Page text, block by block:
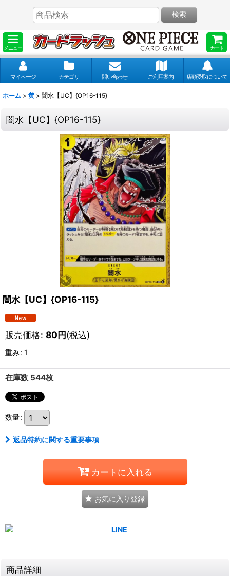
メニュー カート
検索
マイページ カテゴリ 問い合わせ ご利用案内 店頭受取について
ホーム > 黄 > 闇水【UC】{OP16-115}
闇水【UC】{OP16-115}
闇水【UC】{OP16-115}
販売価格: 80円(税込)
重み: 1
在庫数 544枚
数量:
返品特約に関する重要事項
カートに入れる
お気に入り登録
商品詳細